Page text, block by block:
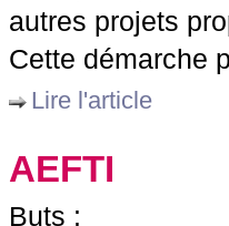
autres projets
Cette démarche
Lire l'article
AEFTI
Buts :